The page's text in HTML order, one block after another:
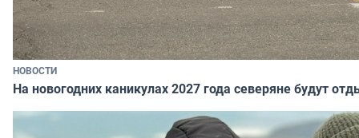
НОВОСТИ
На новогодних каникулах 2027 года северяне будут